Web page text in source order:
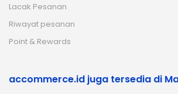
Lacak Pesanan
Riwayat pesanan
Point & Rewards
accommerce.id juga tersedia di